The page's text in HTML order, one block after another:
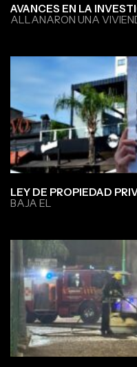
AVANCES EN LA
ALLANARON UNA
LEY DE PROPIEDAD
BAJA EL